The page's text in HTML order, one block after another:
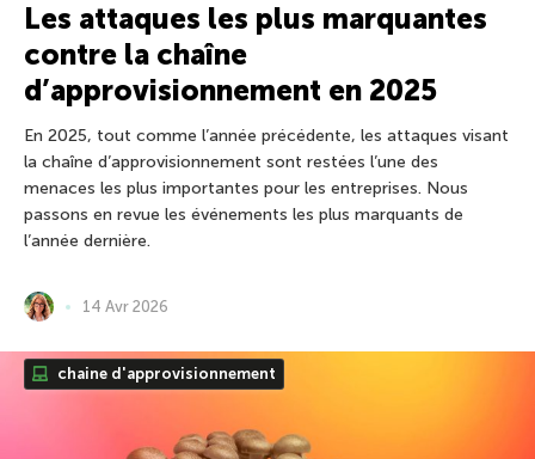
Les attaques les plus marquantes
contre la chaîne
d’approvisionnement en 2025
En 2025, tout comme l’année précédente, les attaques visant
la chaîne d’approvisionnement sont restées l’une des
menaces les plus importantes pour les entreprises. Nous
passons en revue les événements les plus marquants de
l’année dernière.
14 Avr 2026
chaine d'approvisionnement